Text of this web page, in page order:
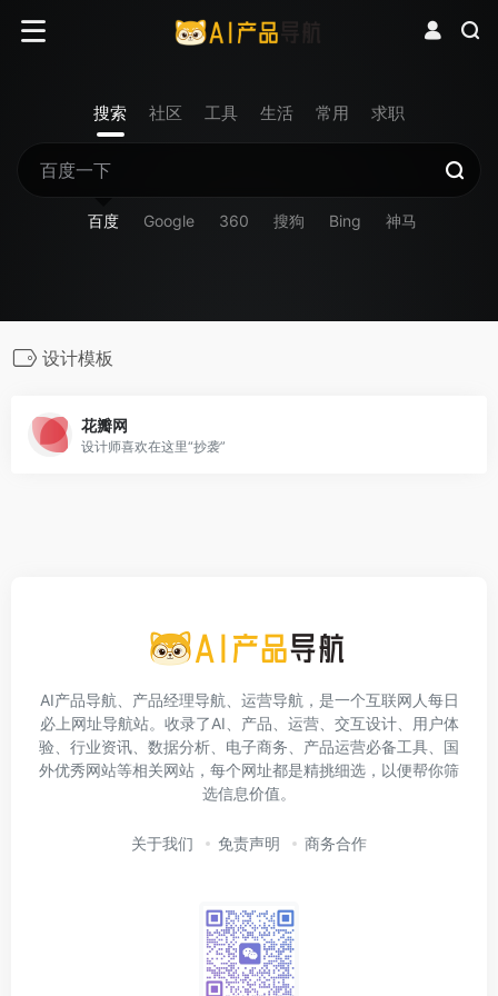
搜索 社区 工具 生活 常用 求职
百度 Google 360 搜狗 Bing 神马
设计模板
花瓣网
设计师喜欢在这里“抄袭”
AI产品导航、产品经理导航、运营导航，是一个互联网人每日
必上网址导航站。收录了AI、产品、运营、交互设计、用户体
验、行业资讯、数据分析、电子商务、产品运营必备工具、国
外优秀网站等相关网站，每个网址都是精挑细选，以便帮你筛
选信息价值。
关于我们 免责声明 商务合作